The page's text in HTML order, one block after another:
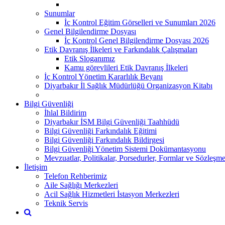
Sunumlar
İç Kontrol Eğitim Görselleri ve Sunumları 2026
Genel Bilgilendirme Dosyası
İç Kontrol Genel Bilgilendirme Dosyası 2026
Etik Davranış İlkeleri ve Farkındalık Çalışmaları
Etik Sloganımız
Kamu görevlileri Etik Davranış İlkeleri
İç Kontrol Yönetim Kararlılık Beyanı
Diyarbakır İl Sağlık Müdürlüğü Organizasyon Kitabı
Bilgi Güvenliği
İhlal Bildirim
Diyarbakır İSM Bilgi Güvenliği Taahhüdü
Bilgi Güvenliği Farkındalık Eğitimi
Bilgi Güvenliği Farkındalık Bildirgesi
Bilgi Güvenliği Yönetim Sistemi Dokümantasyonu
Mevzuatlar, Politikalar, Porsedurler, Formlar ve
İletişim
Telefon Rehberimiz
Aile Sağlığı Merkezleri
Acil Sağlık Hizmetleri İstasyon Merkezleri
Teknik Servis